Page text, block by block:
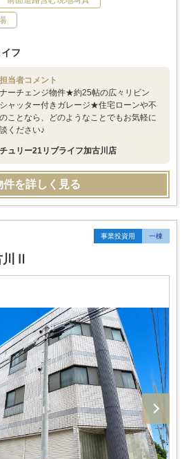
フ
当者コメント
ーチェンジ物件★約25帖の広々リビン
ャッター付きガレージ★住宅ローンや不
ことなら、どのようなことでもお気軽に
ください♪
ュリー21リブライフ加古川店
件を詳しく見る
事業投資用 一棟
Ⅱ